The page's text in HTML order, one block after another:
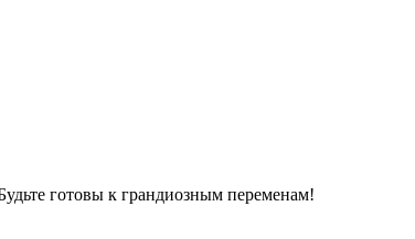
готовы к грандиозным переменам!